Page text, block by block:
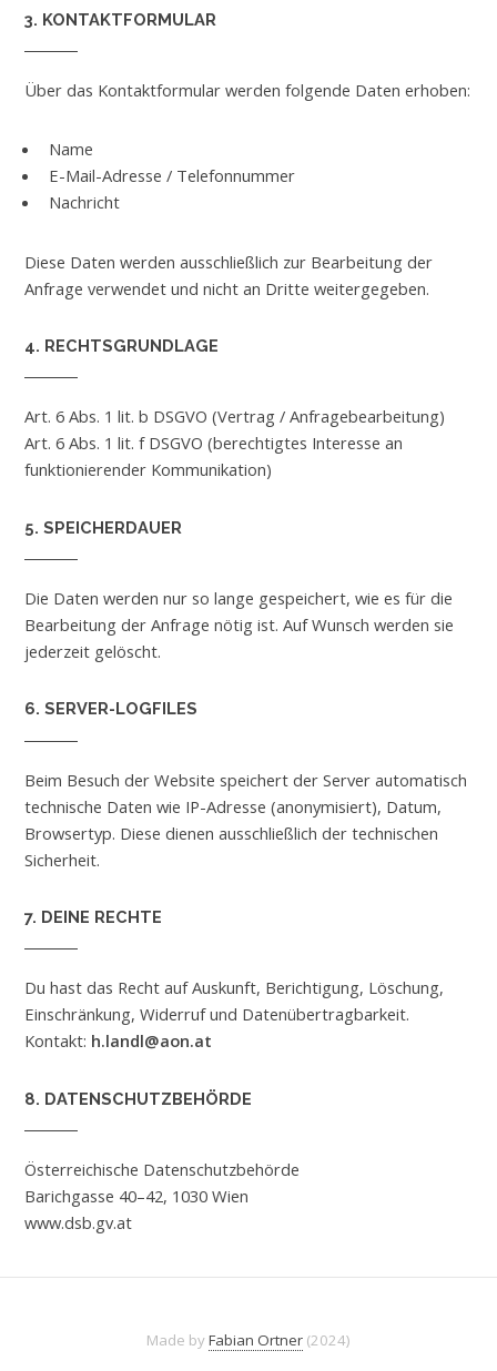
3. KONTAKTFORMULAR
Über das Kontaktformular werden folgende Daten erhoben:
Name
E-Mail-Adresse / Telefonnummer
Nachricht
Diese Daten werden ausschließlich zur Bearbeitung der
Anfrage verwendet und nicht an Dritte weitergegeben.
4. RECHTSGRUNDLAGE
Art. 6 Abs. 1 lit. b DSGVO (Vertrag / Anfragebearbeitung)
Art. 6 Abs. 1 lit. f DSGVO (berechtigtes Interesse an
funktionierender Kommunikation)
5. SPEICHERDAUER
Die Daten werden nur so lange gespeichert, wie es für die
Bearbeitung der Anfrage nötig ist. Auf Wunsch werden sie
jederzeit gelöscht.
6. SERVER-LOGFILES
Beim Besuch der Website speichert der Server automatisch
technische Daten wie IP-Adresse (anonymisiert), Datum,
Browsertyp. Diese dienen ausschließlich der technischen
Sicherheit.
7. DEINE RECHTE
Du hast das Recht auf Auskunft, Berichtigung, Löschung,
Einschränkung, Widerruf und Datenübertragbarkeit.
Kontakt: h.landl@aon.at
8. DATENSCHUTZBEHÖRDE
Österreichische Datenschutzbehörde
Barichgasse 40–42, 1030 Wien
www.dsb.gv.at
Made byFabian Ortner (2024)